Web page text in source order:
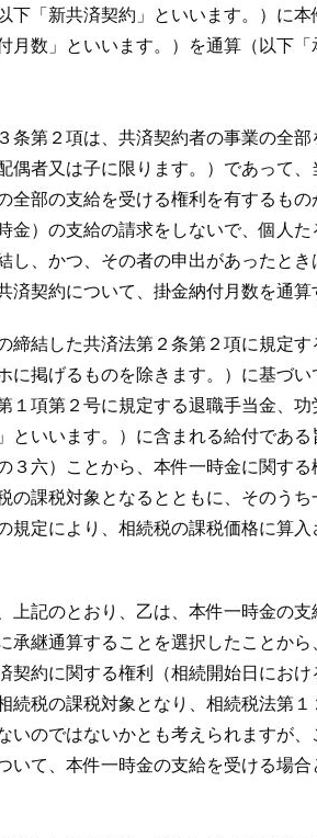
「新共済契約」といいます。）に本
数」といいます。）を通算（以下「
条第２項は、共済契約者の事業の全
又は子に限ります。）であって、
の支給を受ける権利を有するもの
の支給の請求をしないで、個人た
かつ、その者の申出があったとき
約について、掛金納付月数を通算す
した共済法第２条第２項に規定す
掲げるものを除きます。）に基づい
項第２号に規定する退職手当金、功
いいます。）に含まれる給付である
六）ことから、本件一時金に関する
課税対象となるとともに、そのうち
定により、相続税の課税価格に算入
のとおり、乙は、本件一時金の支
継通算することを選択したことから
約に関する権利（相続開始日におけ
税の課税対象となり、相続税法第１
のではないかとも考えられますが、
て、本件一時金の支給を受ける場合